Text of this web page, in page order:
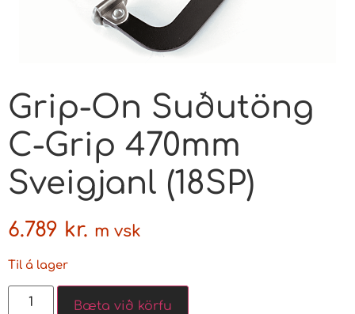
Grip-On Suðutöng
C-Grip 470mm
Sveigjanl (18SP)
6.789 kr. m vsk
Til á lager
Bæta við körfu